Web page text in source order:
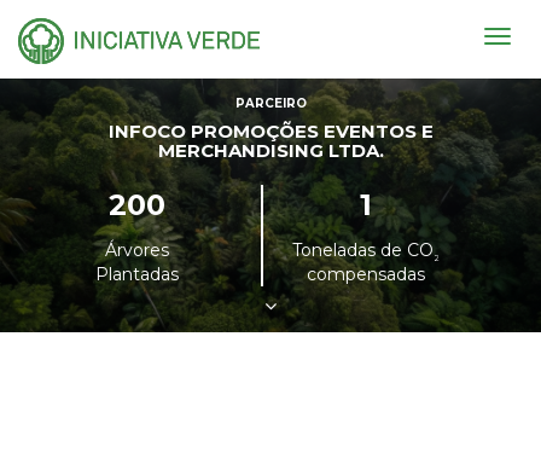
PARCEIRO
INFOCO PROMOÇÕES EVENTOS E
MERCHANDISING LTDA.
200
Árvores
Plantadas
1
Toneladas de CO²
compensadas